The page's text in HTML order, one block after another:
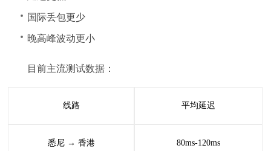
国际丢包更少
晚高峰波动更小
目前主流测试数据：
线路 平均延迟
悉尼 → 香港 80ms-120ms